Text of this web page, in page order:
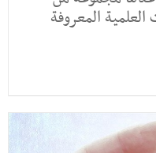
المعروفة